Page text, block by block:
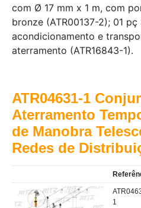
com Ø 17 mm x 1 m, com
bronze (ATR00137-2); 01
acondicionamento e
aterramento (ATR16843-1).
ATR04631-1
Aterramento
de Manobra
Redes de
1